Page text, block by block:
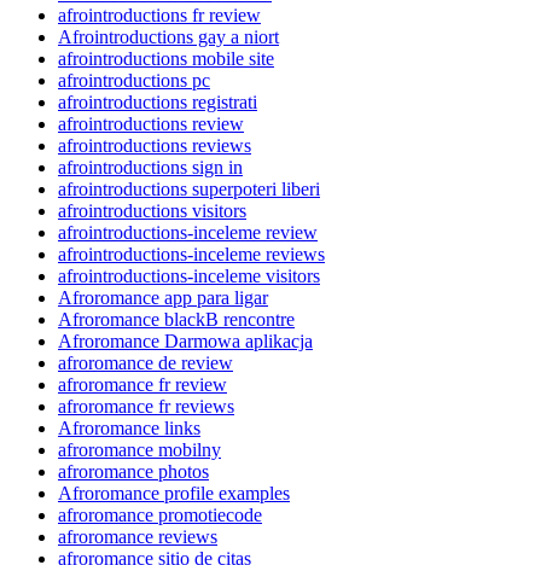
afrointroductions fr review
Afrointroductions gay a niort
afrointroductions mobile site
afrointroductions pc
afrointroductions registrati
afrointroductions review
afrointroductions reviews
afrointroductions sign in
afrointroductions superpoteri liberi
afrointroductions visitors
afrointroductions-inceleme review
afrointroductions-inceleme reviews
afrointroductions-inceleme visitors
Afroromance app para ligar
Afroromance blackВ rencontre
Afroromance Darmowa aplikacja
afroromance de review
afroromance fr review
afroromance fr reviews
Afroromance links
afroromance mobilny
afroromance photos
Afroromance profile examples
afroromance promotiecode
afroromance reviews
afroromance sitio de citas